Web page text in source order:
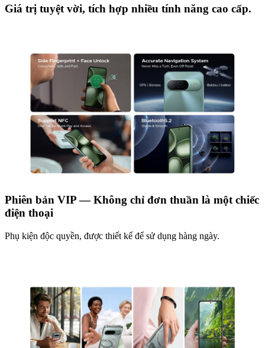
Giá trị tuyệt vời, tích hợp nhiều tính năng cao cấp.
Phiên bản VIP — Không chỉ đơn thuần là một chiếc
điện thoại
Phụ kiện độc quyền, được thiết kế để sử dụng hàng ngày.